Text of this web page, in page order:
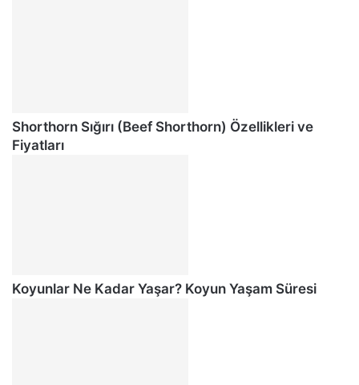
Shorthorn Sığırı (Beef Shorthorn) Özellikleri ve
Fiyatları
Koyunlar Ne Kadar Yaşar? Koyun Yaşam Süresi